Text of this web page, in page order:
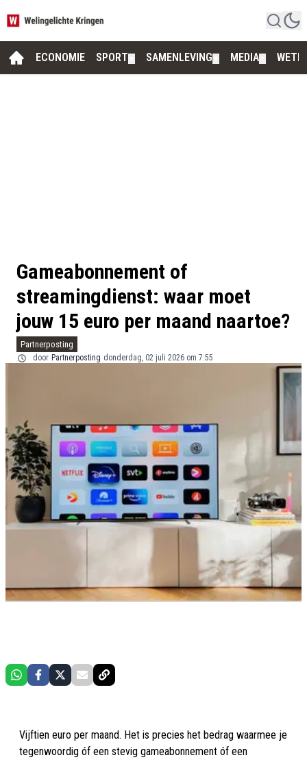
ECONOMIE SPORT SAMENLEVING MEDIA
Gameabonnement of
streamingdienst: waar moet
jouw 15 euro per maand naartoe?
Partnerposting
door Partnerposting donderdag, 02 juli 2026 om 7:55
Vijftien euro per maand. Het is precies het bedrag waarmee je
tegenwoordig óf een stevig gameabonnement óf een